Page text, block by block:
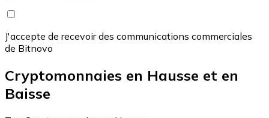
J'accepte de recevoir des communications commerciales
de Bitnovo
Cryptomonnaies en Hausse et en
Baisse